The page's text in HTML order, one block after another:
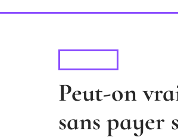
Peut-on
sans payer